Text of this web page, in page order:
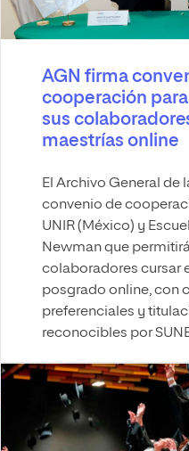
AGN firma
cooperación
sus
maestrías online
El Archivo General de
convenio de
UNIR (México) y
Newman que
colaboradores cursar
posgrado online, con
preferenciales y
reconocibles por